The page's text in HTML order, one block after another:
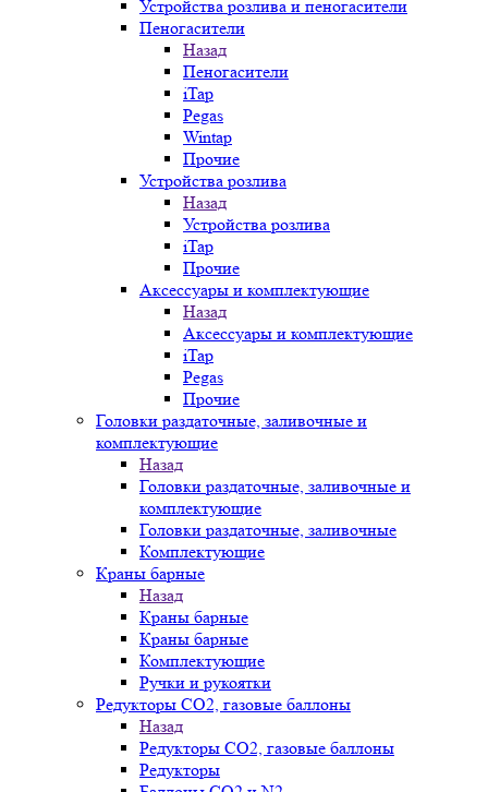
Устройства розлива и пеногасители
Пеногасители
Назад
Пеногасители
iTap
Pegas
Wintap
Прочие
Устройства розлива
Назад
Устройства розлива
iTap
Прочие
Аксессуары и комплектующие
Назад
Аксессуары и комплектующие
iTap
Pegas
Прочие
Головки раздаточные, заливочные и
комплектующие
Назад
Головки раздаточные, заливочные и
комплектующие
Головки раздаточные, заливочные
Комплектующие
Краны барные
Назад
Краны барные
Краны барные
Комплектующие
Ручки и рукоятки
Редукторы СО2, газовые баллоны
Назад
Редукторы СО2, газовые баллоны
Редукторы